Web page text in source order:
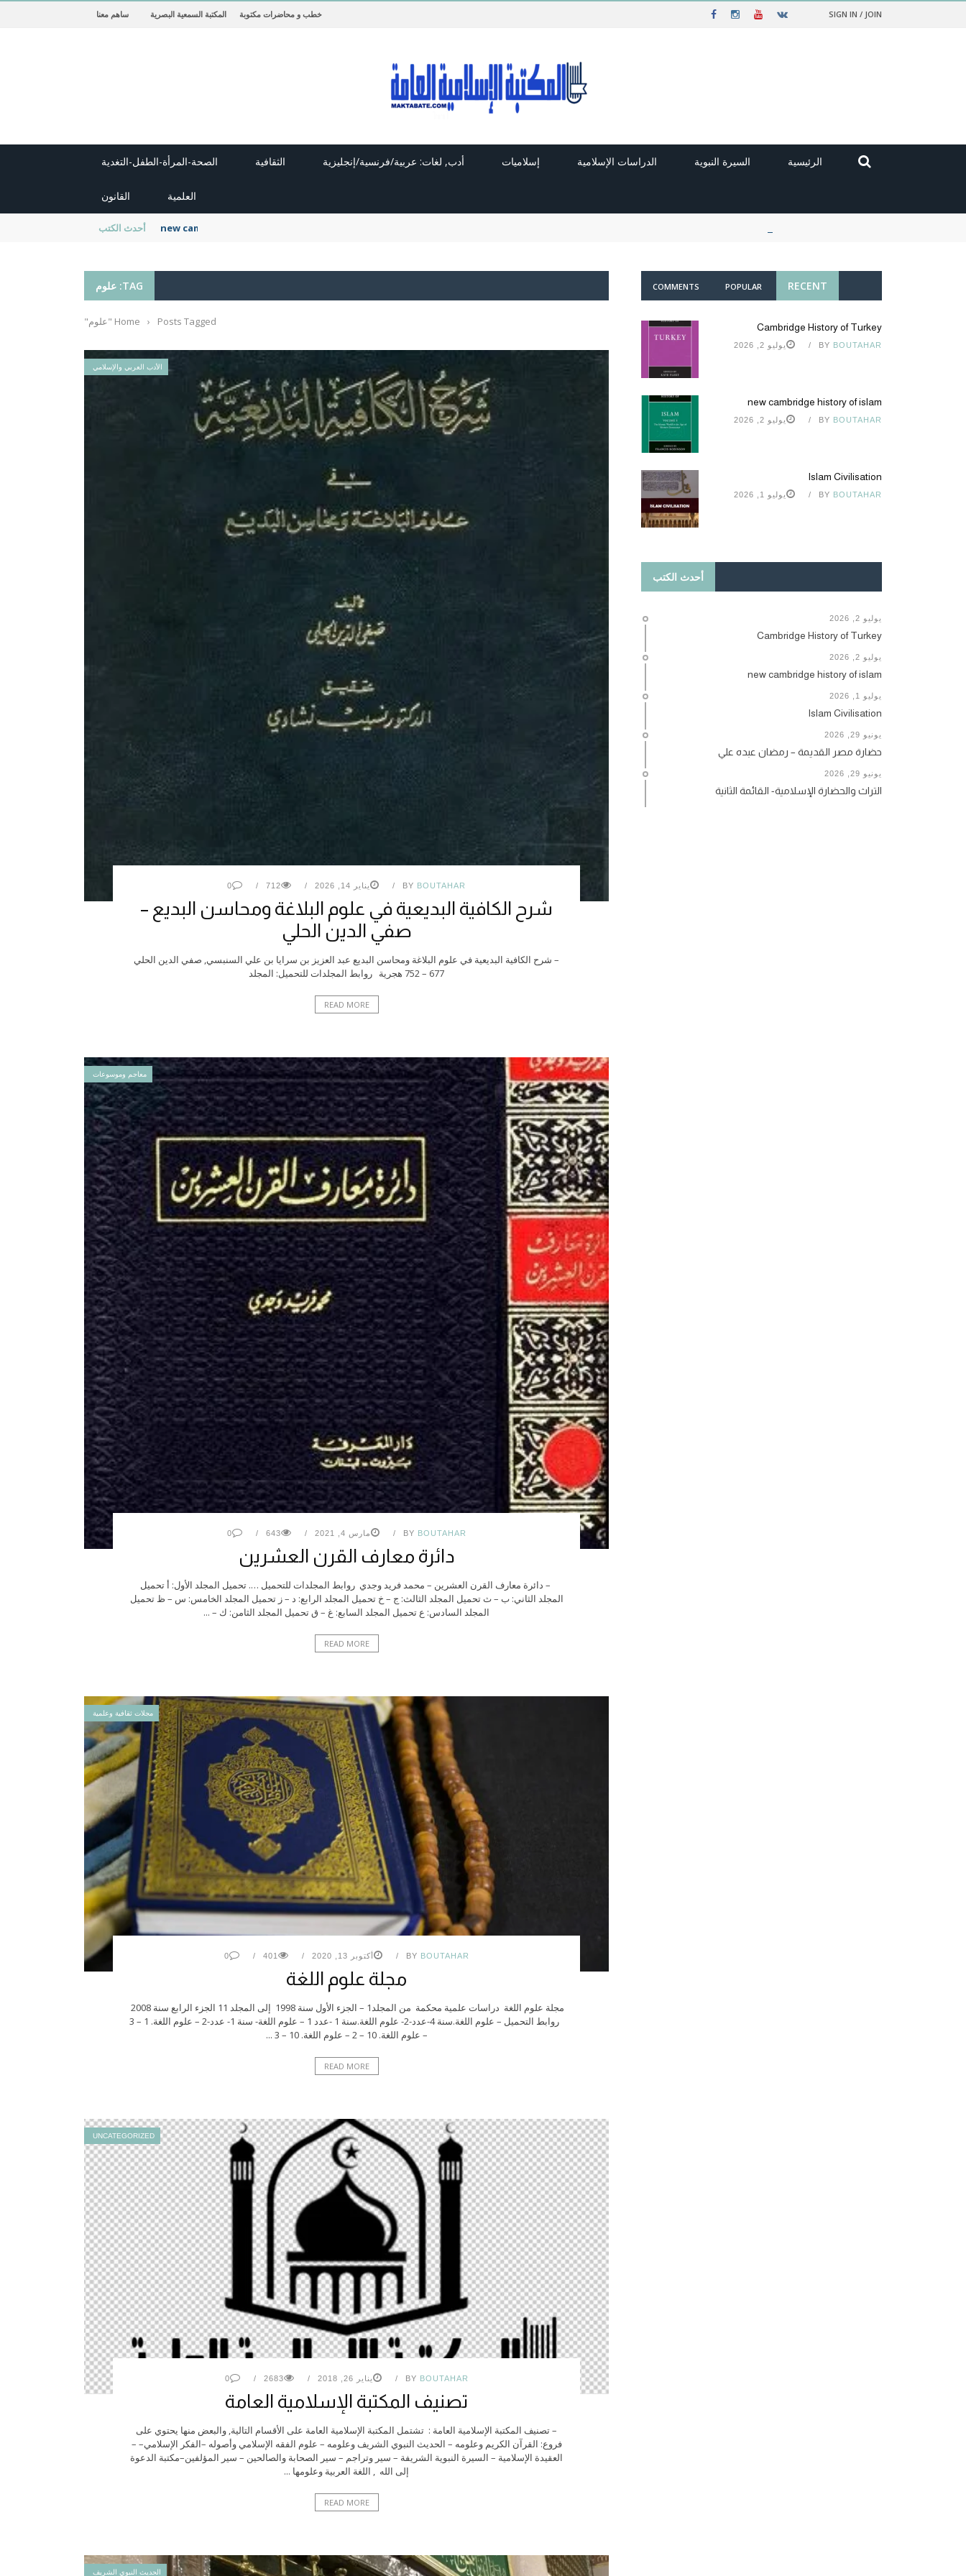
SIGN IN / JOIN خطب و محاضرات مكتوبة المكتبة السمعية البصرية ساهم معنا
الرئيسية السيرة النبوية الدراسات الإسلامية إسلاميات أدب, لغات: عربية/فرنسية/إنجليزية الثقافية الصحة-المرأة-الطفل-التغدية
العلمية القانون
أحدث الكتب new cambridge history of islam
TAG: علوم
Home › Posts Tagged "علوم"
الأدب العربي والإسلامي
BY BOUTAHAR يناير 14, 2026 712
0
شرح الكافية البديعية في علوم البلاغة ومحاسن البديع –
صفي الدين الحلي
– شرح الكافية البديعية في علوم البلاغة ومحاسن البديع عبد العزيز بن سرايا بن علي السنبسي, صفي الدين الحلي
677 – 752 هجرية روابط المجلدات للتحميل: المجلد
READ MORE
معاجم وموسوعات
BY BOUTAHAR مارس 4, 2021 643
0
دائرة معارف القرن العشرين
– دائرة معارف القرن العشرين – محمد فريد وجدي روابط المجلدات للتحميل …. تحميل المجلد الأول: أ تحميل
المجلد الثاني: ب – ث تحميل المجلد الثالث: ج – خ تحميل المجلد الرابع: د – ز تحميل المجلد الخامس: س – ظ تحميل
المجلد السادس: ع تحميل المجلد السابع: غ – ق تحميل المجلد الثامن: ك – ...
READ MORE
مجلات ثقافية وعلمية
BY BOUTAHAR أكتوبر 13, 2020 401
0
مجلة علوم اللغة
روابط التحميل – علوم اللغة.سنة 4-عدد-2- علوم اللغة.سنة 1 -عدد 1 – علوم اللغة- سنة 1- عدد-2 – علوم اللغة. 1 – 3
– علوم اللغة. 10 – 2 – علوم اللغة. 10 – 3 ...
READ MORE
UNCATEGORIZED
BY BOUTAHAR يناير 26, 2018 2683
0
تصنيف المكتبة الإسلامية العامة
– تصنيف المكتبة الإسلامية العامة : تشتمل المكتبة الإسلامية العامة على الأقسام التالية, والبعض منها يحتوي على
فروع: القرآن الكريم وعلومه – الحديث النبوي الشريف وعلومه – علوم الفقه الإسلامي وأصوله –الفكر الإسلامي– –
العقيدة الإسلامية – السيرة النبوية الشريفة – سير وتراجم – سير الصحابة والصالحين – سير المؤلفين–مكتبة الدعوة
إلى الله , اللغة العربية وعلومها ...
READ MORE
الحديث النبوي الشريف
RECENT
POPULAR
COMMENTS
Cambridge History of Turkey
BY BOUTAHAR يوليو 2, 2026
new cambridge history of islam
BY BOUTAHAR يوليو 2, 2026
Islam Civilisation
BY BOUTAHAR يوليو 1, 2026
أحدث الكتب
يوليو 2, 2026
Cambridge History of Turkey
يوليو 2, 2026
new cambridge history of islam
يوليو 1, 2026
Islam Civilisation
يونيو 29, 2026
حضارة مصر القديمة – رمضان عبده علي
يونيو 29, 2026
التراث والحضارة الإسلامية- القائمة الثانية